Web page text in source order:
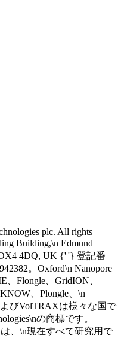
plc. All rights
Building,\n Edmund
OX4 4DQ, UK {'|'} 登記番
。Oxford\n Nanopore
、Flongle、GridION、
、Plongle、\n
びVolTRAXは様々な国で
の商標です。
は、\n現在すべて研究用で